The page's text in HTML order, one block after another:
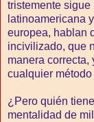
tristemente
latinoamericana
europea, hablan
incivilizado, que
manera correcta,
cualquier
¿Pero quién
mentalidad de